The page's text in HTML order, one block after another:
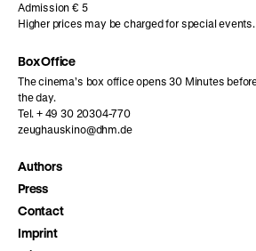
Admission € 5
Higher prices may be charged for special events.
Box Office
The cinema’s box office opens 30 Minutes
the day.
Tel. + 49 30 20304-770
zeughauskino@dhm.de
Authors
Press
Contact
Imprint